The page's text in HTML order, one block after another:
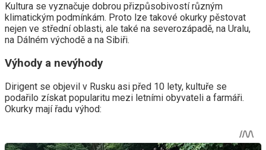
Kultura se vyznačuje dobrou přizpůsobivostí různým
klimatickým podmínkám. Proto lze takové okurky pěstovat
nejen ve střední oblasti, ale také na severozápadě, na Uralu,
na Dálném východě a na Sibiři.
Výhody a nevýhody
Dirigent se objevil v Rusku asi před 10 lety, kultuře se
podařilo získat popularitu mezi letními obyvateli a farmáři.
Okurky mají řadu výhod: